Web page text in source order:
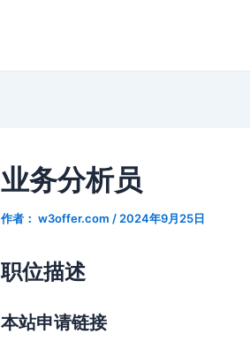
业务分析员
作者： w3offer.com / 2024年9月25日
职位描述
本站申请链接